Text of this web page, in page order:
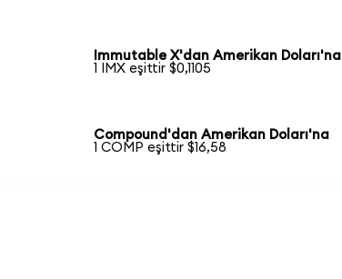
Immutable X'dan Amerikan Doları'na
1 IMX eşittir $0,1105
Compound'dan Amerikan Doları'na
1 COMP eşittir $16,58